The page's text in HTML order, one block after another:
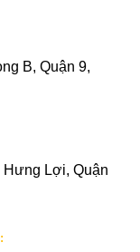
B, Quận 9,
Lợi, Quận